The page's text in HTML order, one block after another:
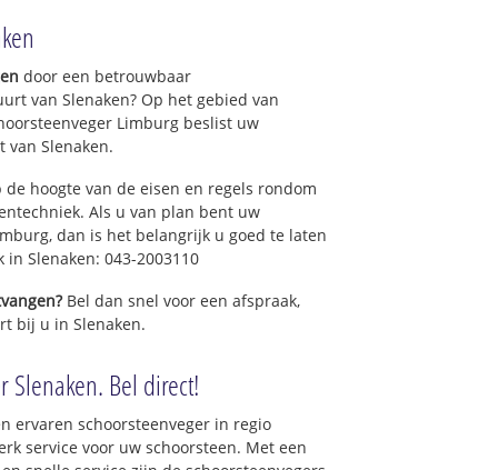
door een betrouwbaar
van Slenaken? Op het gebied van
Limburg beslist uw
Slenaken.
hoogte van de eisen en regels rondom
Als u van plan bent uw
dan is het belangrijk u goed te laten
in Slenaken: 043-2003110
Bel dan snel voor een afspraak,
bij u in Slenaken.
Slenaken. Bel direct!
ervaren schoorsteenveger in regio
service voor uw schoorsteen. Met een